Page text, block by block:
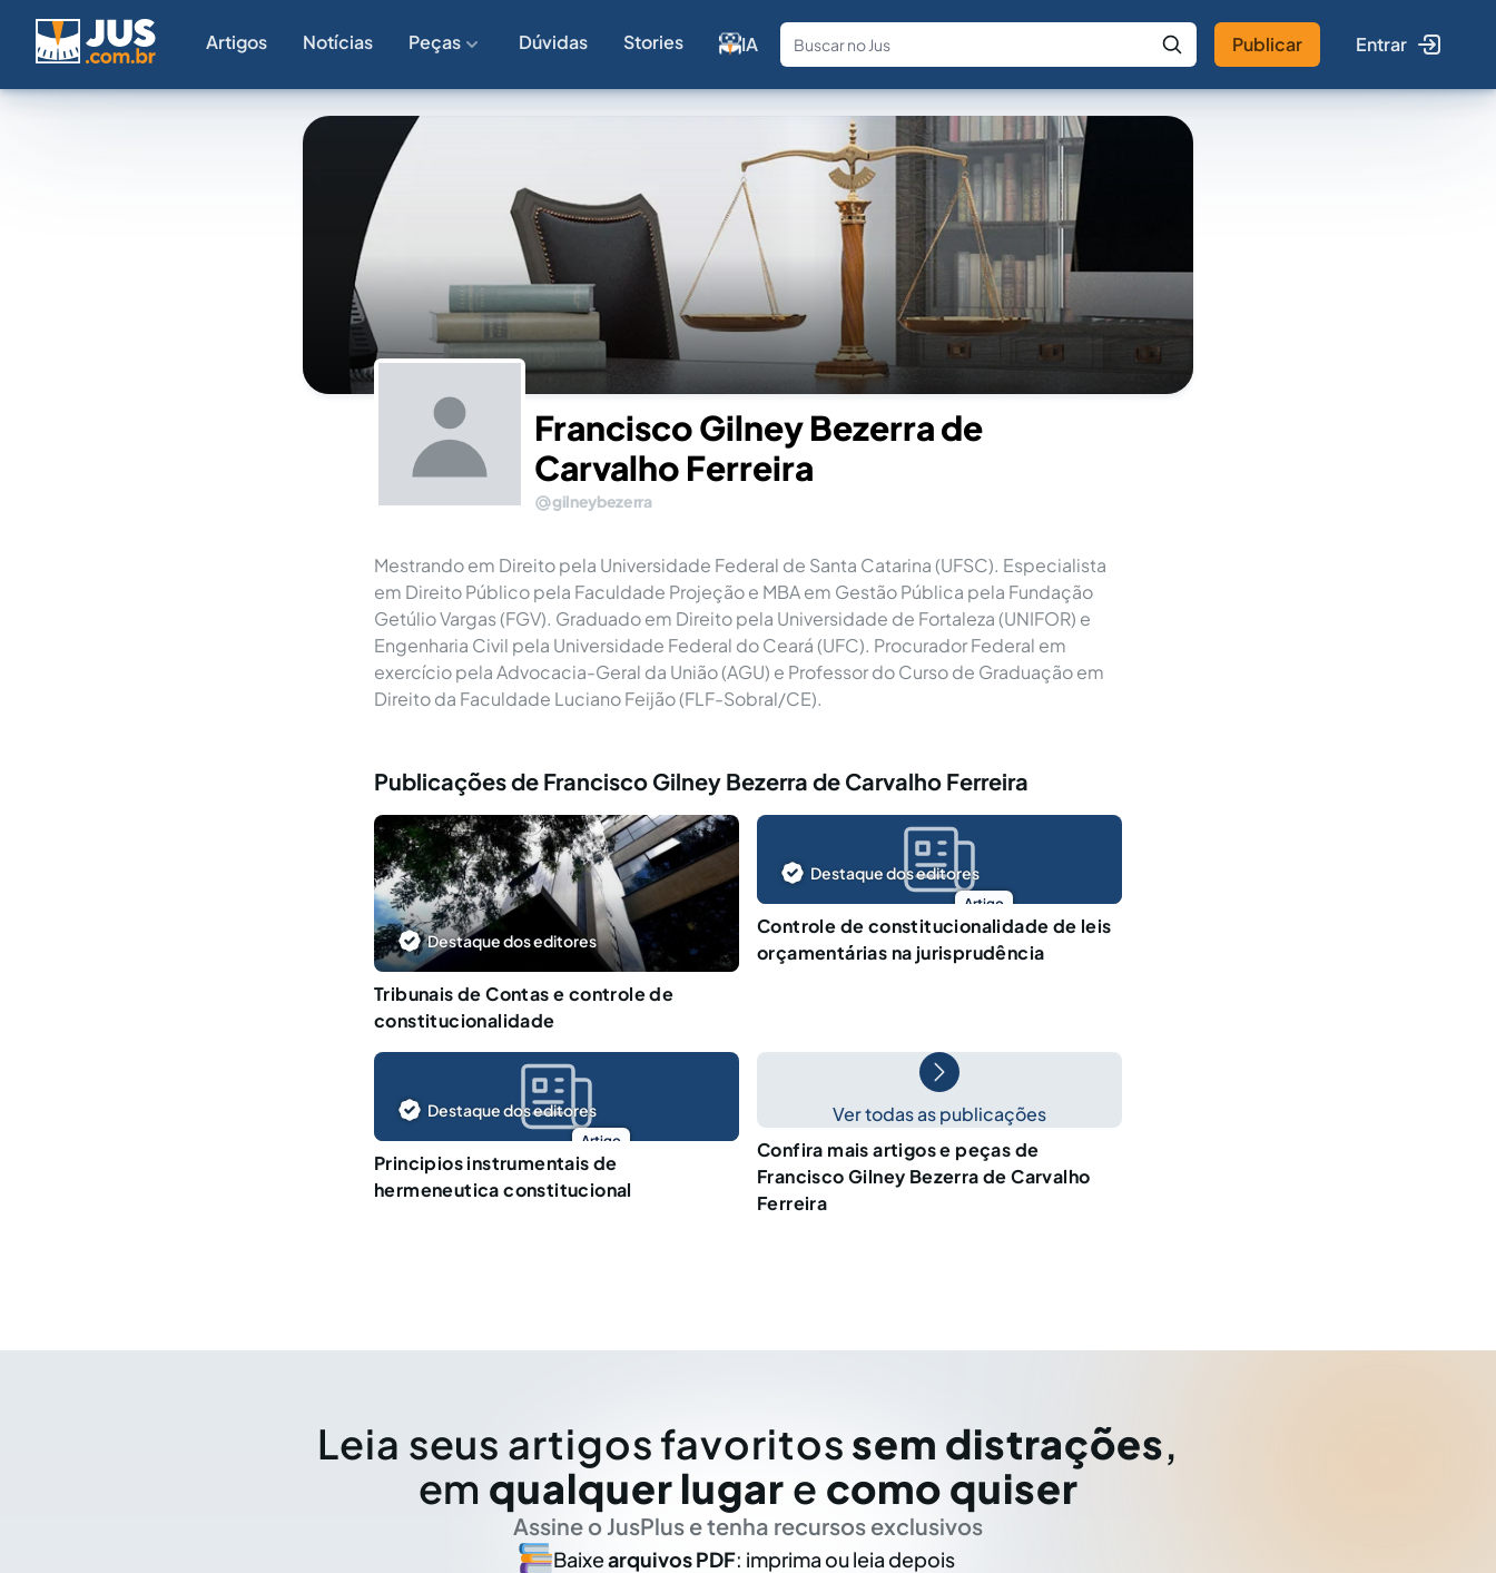
Artigos Notícias Peças Dúvidas Stories IA
Fale com a IA Buscar no Jus
Publicar Entrar
Francisco Gilney Bezerra de
Carvalho Ferreira
gilneybezerra
Mestrando em Direito pela Universidade Federal de Santa Catarina (UFSC). Especialista
em Direito Público pela Faculdade Projeção e MBA em Gestão Pública pela Fundação
Getúlio Vargas (FGV). Graduado em Direito pela Universidade de Fortaleza (UNIFOR) e
Engenharia Civil pela Universidade Federal do Ceará (UFC). Procurador Federal em
exercício pela Advocacia-Geral da União (AGU) e Professor do Curso de Graduação em
Direito da Faculdade Luciano Feijão (FLF-Sobral/CE).
Publicações de Francisco Gilney Bezerra de Carvalho Ferreira
Destaque dos editores
Tribunais de Contas e controle de
constitucionalidade
Artigo
Destaque dos editores
Controle de constitucionalidade de leis
orçamentárias na jurisprudência
Artigo
Destaque dos editores
Principios instrumentais de
hermeneutica constitucional
Ver todas as publicações
Confira mais artigos e peças de
Francisco Gilney Bezerra de Carvalho
Ferreira
Leia seus artigos favoritos sem distrações,
em qualquer lugar e como quiser
Assine o JusPlus e tenha recursos exclusivos
Baixearquivos PDF: imprima ou leia depois